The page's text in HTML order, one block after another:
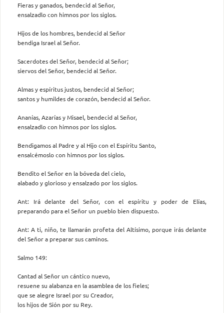
Fieras y ganados, bendecid al Señor,
ensalzadlo con himnos por los siglos.
Hijos de los hombres, bendecid al Señor
bendiga Israel al Señor.
Sacerdotes del Señor, bendecid al Señor;
siervos del Señor, bendecid al Señor.
Almas y espíritus justos, bendecid al Señor;
santos y humildes de corazón, bendecid al Señor.
Ananías, Azarías y Misael, bendecid al Señor,
ensalzadlo con himnos por los siglos.
Bendigamos al Padre y al Hijo con el Espíritu Santo,
ensalcémoslo con himnos por los siglos.
Bendito el Señor en la bóveda del cielo,
alabado y glorioso y ensalzado por los siglos.
Ant: Irá delante del Señor, con el espíritu y poder de Elías,
preparando para el Señor un pueblo bien dispuesto.
Ant: A ti, niño, te llamarán profeta del Altísimo, porque irás delante
del Señor a preparar sus caminos.
Salmo 149:
Cantad al Señor un cántico nuevo,
resuene su alabanza en la asamblea de los fieles;
que se alegre Israel por su Creador,
los hijos de Sión por su Rey.